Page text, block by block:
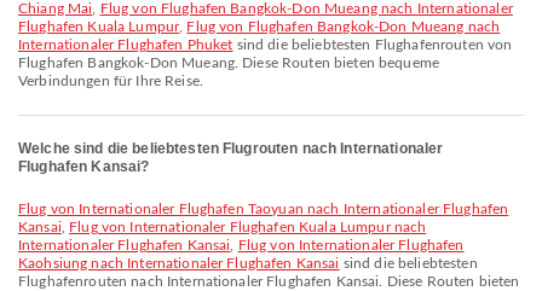
Chiang Mai
Flug von Flughafen Bangkok-Don Mueang nach Internationaler
Flughafen Kuala Lumpur, Flug von Flughafen Bangkok-Don Mueang nach
Internationaler Flughafen Phuket sind die beliebtesten Flughafenrouten von
Flughafen Bangkok-Don Mueang. Diese Routen bieten bequeme
Verbindungen für Ihre Reise.
Welche sind die beliebtesten Flugrouten nach Internationaler
Flughafen Kansai?
Flug von Internationaler Flughafen Taoyuan nach Internationaler Flughafen
Kansai
Flug von Internationaler Flughafen Kuala Lumpur nach
Internationaler Flughafen Kansai
Flug von Internationaler Flughafen
Kaohsiung nach Internationaler Flughafen Kansai sind die beliebtesten
Flughafenrouten nach Internationaler Flughafen Kansai. Diese Routen bieten